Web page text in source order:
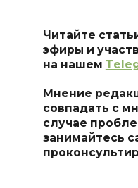
Читайте
эфиры и
на нашем
Мнение
совпадать с
случае
занимайтесь